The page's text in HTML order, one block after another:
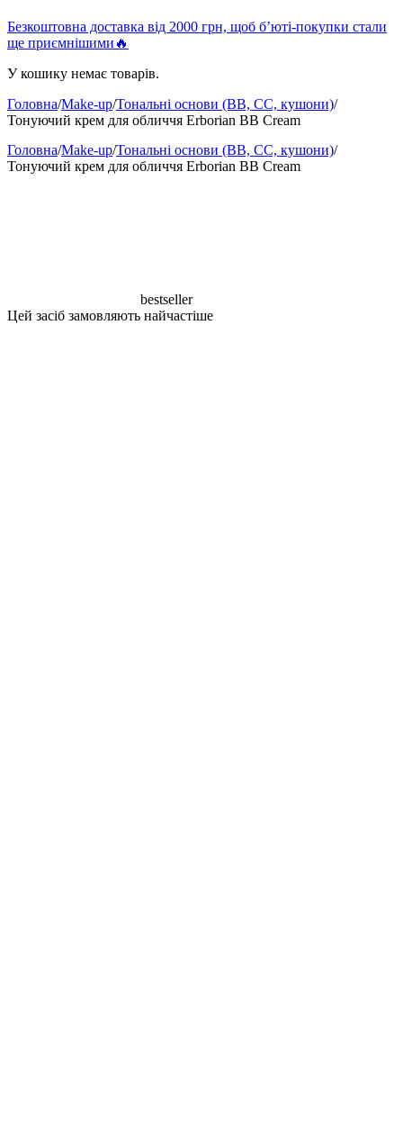
Безкоштовна доставка від 2000 грн, щоб б’юті-покупки стали
ще приємнішими🔥
У кошику немає товарів.
Головна/Make-up/Тональні основи (BB, CC, кушони)/
Тонуючий крем для обличчя Erborian BB Cream
Головна/Make-up/Тональні основи (BB, CC, кушони)/
Тонуючий крем для обличчя Erborian BB Cream
bestseller
Цей засіб замовляють найчастіше